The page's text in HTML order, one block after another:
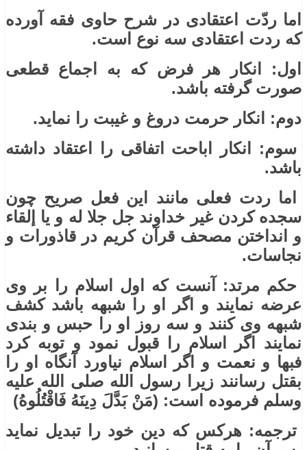
اما ردّت اعتقادی در شرح حاوی فقه آورده
که ردت اعتقادی سه نوع است.
اول: انکار هر فرض که به اجماع قطعی
صورت گرفته باشد.
دوم: انکار حرمت دروغ و غیبت را نماید.
سوم: انکار اباحت اتفاقی را اعتقاد داشته
باشد.
اما ردت فعلی مانند این فعل صریح چون
سجده کردن غیر خداوند جل جلا له و یا ﺇلقاء
و انداختن مصحف قرآن کریم در قاذورات و
نجاسات.
حکم مرتد: آنست که اول اسلام را بر وی
عرضه نمایند و اگر او را شبهه باشد کشف
شبهه وی کنند و سه روز او را حبس و بندی
نمایند اگر اسلام را قبول نمود و توبه کرد
فبها و نعمت و اگر اسلام نیاورد آنگاه او را
بقتل رسانند زیرا رسول الله صلی الله علیه
وسلم فرموده است: (مَنْ بَدَّلَ دِینَهُ فَاقْتُلُوهُ)
ترجمه: هرکس که دین خود را تبدیل نماید